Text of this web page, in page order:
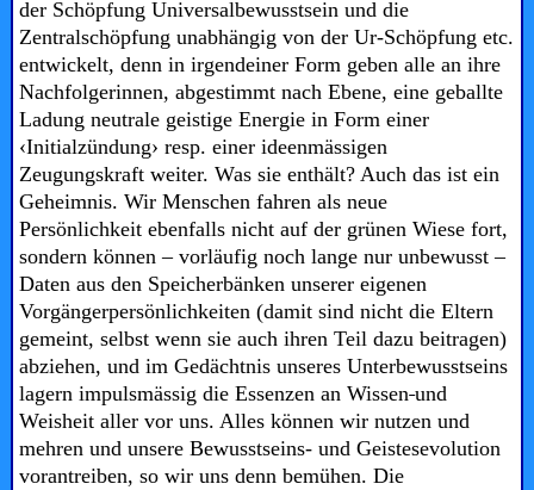
der Schöpfung Universalbewusstsein und die
Zentralschöpfung unabhängig von der Ur-Schöpfung etc.
entwickelt, denn in irgendeiner Form geben alle an ihre
Nachfolgerinnen, abgestimmt nach Ebene, eine geballte
Ladung neutrale geistige Energie in Form einer
‹Initialzündung› resp. einer ideenmässigen
Zeugungskraft weiter. Was sie enthält? Auch das ist ein
Geheimnis. Wir Menschen fahren als neue
Persönlichkeit ebenfalls nicht auf der grünen Wiese fort,
sondern können – vorläufig noch lange nur unbewusst –
Daten aus den Speicherbänken unserer eigenen
Vorgängerpersönlichkeiten (damit sind nicht die Eltern
gemeint, selbst wenn sie auch ihren Teil dazu beitragen)
abziehen, und im Gedächtnis unseres Unterbewusstseins
lagern impulsmässig die Essenzen an Wissen und
Weisheit aller vor uns. Alles können wir nutzen und
mehren und unsere Bewusstseins- und Geistesevolution
vorantreiben, so wir uns denn bemühen. Die